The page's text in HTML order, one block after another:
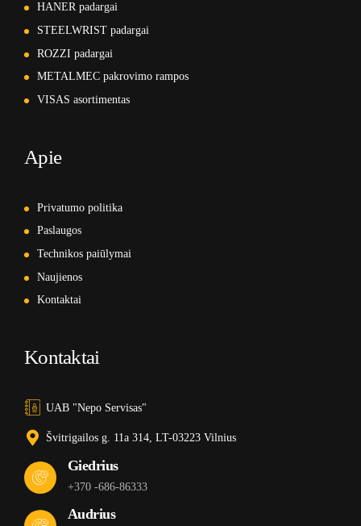
HANER padargai
STEELWRIST padargai
ROZZI padargai
METALMEC pakrovimo rampos
VISAS asortimentas
Apie
Privatumo politika
Paslaugos
Technikos paiūlymai
Naujienos
Kontaktai
Kontaktai
UAB "Nepo Servisas"
Švitrigailos g. 11a 314, LT-03223 Vilnius
Giedrius
+370 -686-86333
Audrius